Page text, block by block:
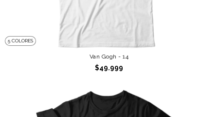
5 COLORES
Van Gogh - 14
$49.999